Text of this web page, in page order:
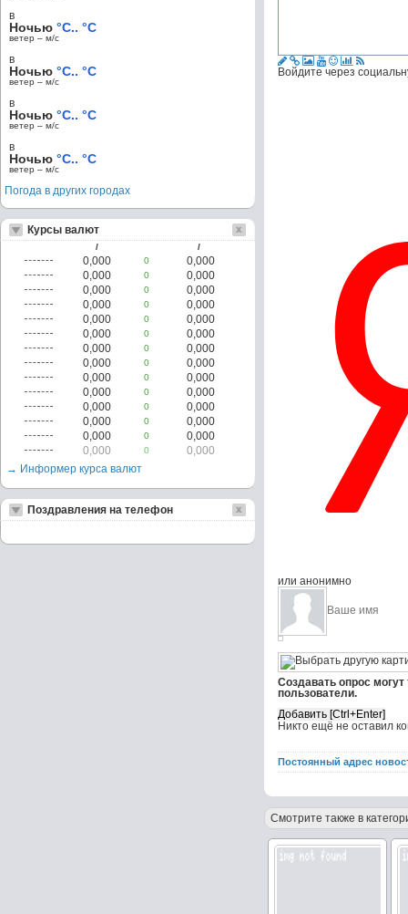
Войдите через
или анонимно
Создавать опрос
пользователи.
Никто ещё не оставил
Постоянный адрес
Смотрите также в
в
Ночью °C.. °C
ветер – м/c
в
Ночью °C.. °C
ветер – м/c
в
Ночью °C.. °C
ветер – м/c
в
Ночью °C.. °C
ветер – м/c
Погода в других городах
Курсы валют
/ /
0,000 0
0,000
0,000
0
0,000
0,000
0
0,000
0,000
0
0,000
0,000
0
0,000
0,000
0
0,000
0,000
0
0,000
0,000
0
0,000
0,000
0
0,000
0,000
0
0,000
0,000
0
0,000
0,000
0
0,000
0,000
0
0,000
0,000
0
0,000
→ Информер курса валют
Поздравления на телефон